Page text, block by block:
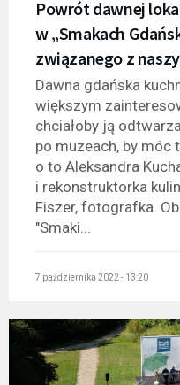
Powrót dawnej
w „Smakach
związanego z
Dawna gdańska
większym
chciałoby ją
po muzeach, by móc
o to Aleksandra
i rekonstruktorka
Fiszer, fotografka.
"Smaki...
7 października 2022 - 13:20